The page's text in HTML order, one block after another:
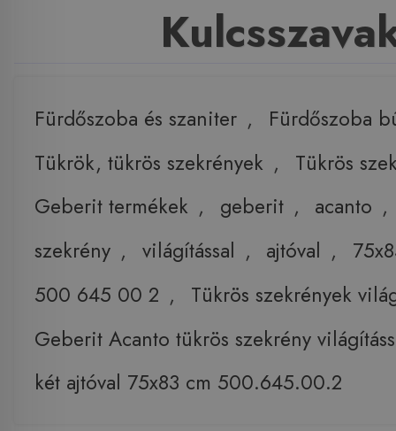
Fürdőszoba és szaniter ,
Fürdőszoba
Tükrök, tükrös szekrények ,
Tükrös
Geberit termékek , geberit , acanto ,
szekrény , világítással , ajtóval ,
500 645 00 2 ,
Tükrös szekrények
Geberit Acanto tükrös szekrény
két ajtóval 75x83 cm 500.645.00.2